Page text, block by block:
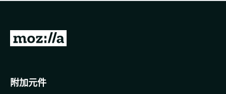
有
前
o
附加元件